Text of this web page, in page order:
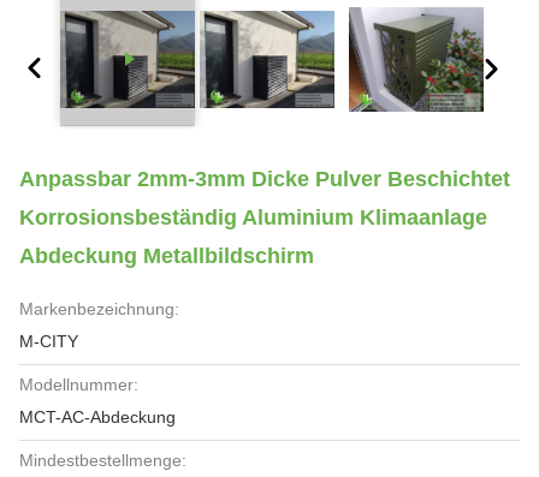
Anpassbar 2mm-3mm Dicke Pulver Beschichtet
Korrosionsbeständig Aluminium Klimaanlage
Abdeckung Metallbildschirm
Markenbezeichnung:
M-CITY
Modellnummer:
MCT-AC-Abdeckung
Mindestbestellmenge: